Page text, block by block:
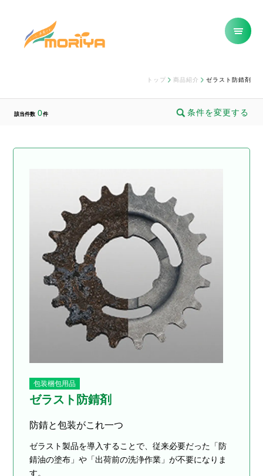
トップ 商品紹介 ゼラスト防錆剤
該当件数 0件 条件を変更する
包装梱包用品
ゼラスト防錆剤
防錆と包装がこれ一つ
ゼラスト製品を導入することで、従来必要だった「防
錆油の塗布」や「出荷前の洗浄作業」が不要になりま
す。